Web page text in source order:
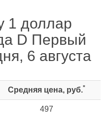
1 доллар
D Первый
6 августа
Средняя цена, руб.*
497